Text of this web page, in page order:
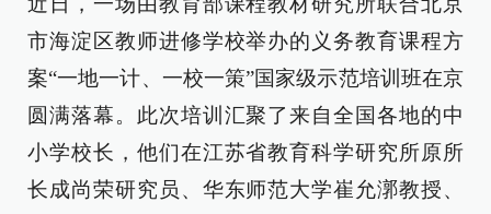
市海淀区教师进修学校举办的义务教育课程方
案“一地一计、一校一策”国家级示范培训班在京
圆满落幕。此次培训汇聚了来自全国各地的中
小学校长，他们在江苏省教育科学研究所原所
长成尚荣研究员、华东师范大学崔允漷教授、